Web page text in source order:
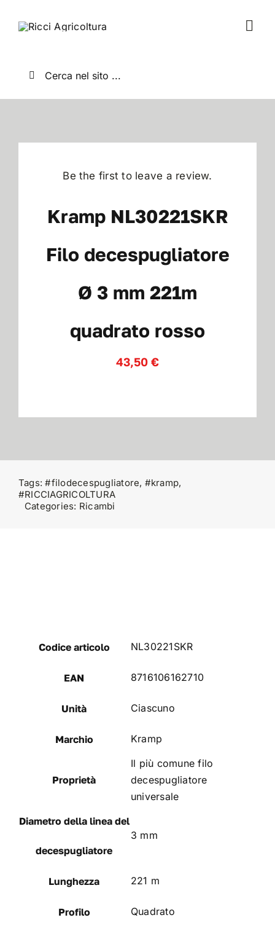
Cerca
Be the first to leave a review.
Kramp NL30221SKR
Filo decespugliatore
Ø 3 mm 221m
quadrato rosso
43,50 €
Tags:#filodecespugliatore, #kramp,
#RICCIAGRICOLTURA
Categories: Ricambi
Codice articolo NL30221SKR
EAN 8716106162710
Unità Ciascuno
Marchio Kramp
Proprietà
Il più comune filo
decespugliatore
universale
Diametro della linea del
decespugliatore
3 mm
Lunghezza 221 m
Profilo Quadrato